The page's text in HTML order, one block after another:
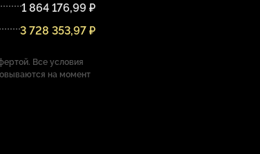
1 864 176,99 ₽
3 728 353,97 ₽
Все условия
на момент